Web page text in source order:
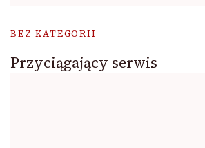
BEZ KATEGORII
Przyciągający serwis